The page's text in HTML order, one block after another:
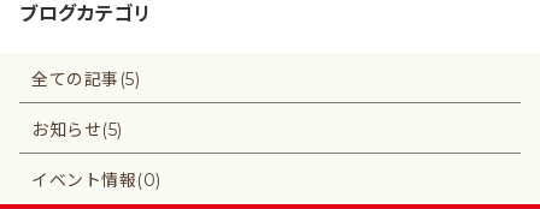
ブログカテゴリ
全ての記事(5)
お知らせ(5)
イベント情報(0)